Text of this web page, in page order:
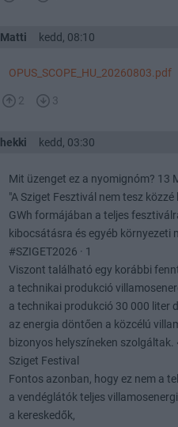
Matti kedd, 08:10
2 3
hekki kedd, 03:30
Mit üzenget ez a nyomignóm? 13
"A Sziget Fesztivál nem tesz
GWh formájában a teljes
kibocsátásra és egyéb
#SZIGET2026 · 1
Viszont található egy korábbi
a technikai produkció
a technikai produkció 30 000 liter
az energia döntően a közcélú
bizonyos helyszíneken
Sziget Festival
Fontos azonban, hogy ez nem a
a vendéglátók teljes
a kereskedők,